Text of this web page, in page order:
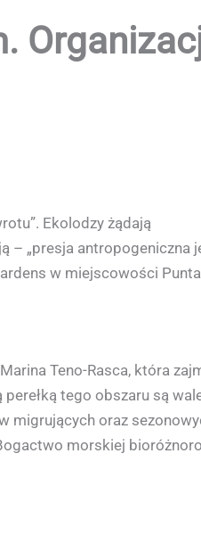
Ekolodzy żądają
– „presja antropogeniczna
w miejscowości
Teno-Rasca, która
tego obszaru są
migrujących oraz
morskiej